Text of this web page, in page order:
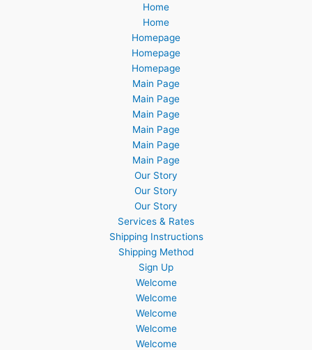
Home
Home
Homepage
Homepage
Homepage
Main Page
Main Page
Main Page
Main Page
Main Page
Main Page
Our Story
Our Story
Our Story
Services & Rates
Shipping Instructions
Shipping Method
Sign Up
Welcome
Welcome
Welcome
Welcome
Welcome